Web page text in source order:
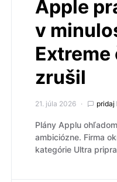
Apple
v
zrušil
21. júla 2026 pridaj
Plány Applu
ambiciózne. Firma
kategórie Ultra